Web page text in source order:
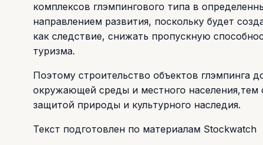
комплексов глэмпингового типа в
направлением развития, поскольку будет
как следствие, снижать пропускную
туризма.
Поэтому строительство объектов глэмпинга
окружающей среды и местного
защитой природы и культурного наследия.
Текст подготовлен по материалам Stockwatch